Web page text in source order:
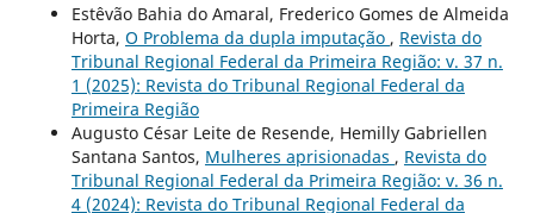
Estêvão Bahia do Amaral, Frederico Gomes de Almeida
Horta, O Problema da dupla imputação , Revista do
Tribunal Regional Federal da Primeira Região: v. 37 n.
1 (2025): Revista do Tribunal Regional Federal da
Primeira Região
Augusto César Leite de Resende, Hemilly Gabriellen
Santana Santos, Mulheres aprisionadas , Revista do
Tribunal Regional Federal da Primeira Região: v. 36 n.
4 (2024): Revista do Tribunal Regional Federal da